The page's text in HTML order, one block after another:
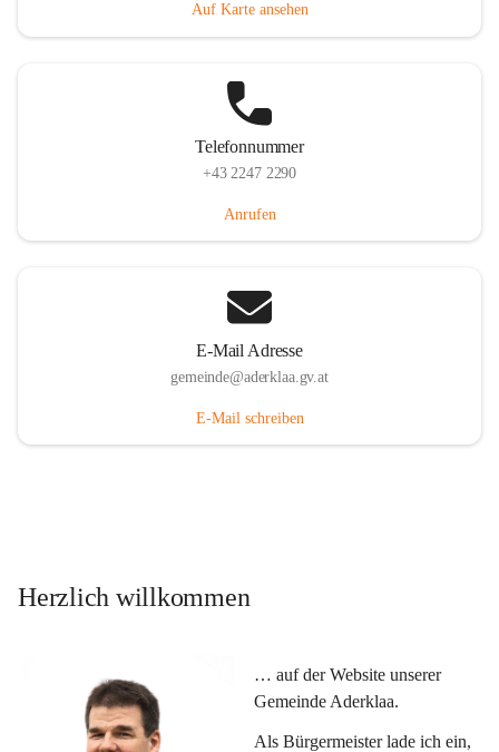
Auf Karte ansehen
Telefonnummer
+43 2247 2290
Anrufen
E-Mail Adresse
gemeinde@aderklaa.gv.at
E-Mail schreiben
Herzlich willkommen
… auf der Website unserer
Gemeinde Aderklaa.
Als Bürgermeister lade ich ein,